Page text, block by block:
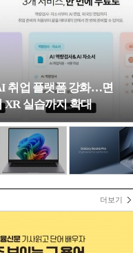
취업 플랫폼 강화…면
XR 실습까지 확대
더보기